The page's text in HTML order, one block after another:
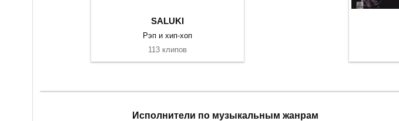
SALUKI
Рэп и хип-хоп
113 клипов
Исполнители по музыкальным жанрам